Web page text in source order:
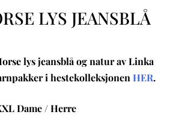
LYS JEANSBLÅ
lys jeansblå og natur av Linka
i hestekolleksjonen HER.
Dame / Herre